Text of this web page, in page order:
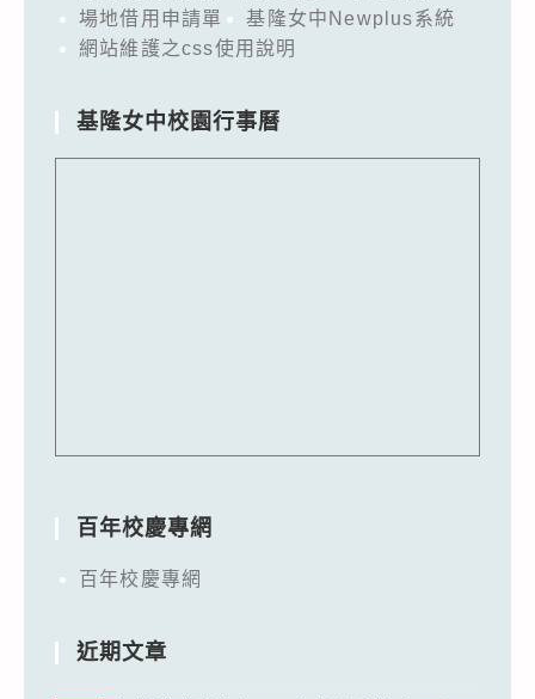
場地借用申請單
基隆女中Newplus系統
網站維護之css使用說明
基隆女中校園行事曆
百年校慶專網
百年校慶專網
近期文章